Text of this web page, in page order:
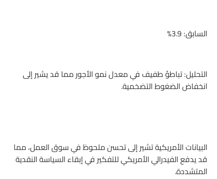
السابق: 3.9%
التحليل: تباطؤ طفيف في معدل نمو الأجور مما قد يشير إلى
انخفاض الضغوط التضخمية.
البيانات الأمريكية تشير إلى تحسن ملحوظ في سوق العمل، مما
قد يدفع الفيدرالي الأمريكي للتفكير في إبقاء السياسة النقدية
المتشددة.